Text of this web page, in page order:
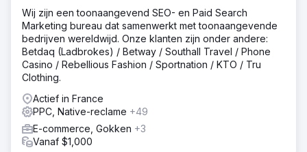
het bedrijf. Door een social media campagne te creëren
konden we helpen het verhaal achter The Well Balanced
Centre te communiceren. We ontwikkelden overtuigende
artikelen met behulp van onderzochte trefwoorden om
het verkeer te vergroten. Vervolgens ontwierpen we een
gerichte campagne die fysiotherapieoplossingen voor
boeiende website om het voor de klanten van de
cliënten gemakkelijker te maken om hun diensten te
boeken.
Resultaat
Wij zijn een toonaangevend SEO- en Paid Search
Marketing bureau dat samenwerkt met toonaangevende
bedrijven wereldwijd. Onze klanten zijn onder andere:
Betdaq (Ladbrokes) / Betway / Southall Travel / Phone
Casino / Rebellious Fashion / Sportnation / KTO / Tru
Clothing.
Actief in France
PPC, Native-reclame +49
E-commerce, Gokken +3
Vanaf $1,000